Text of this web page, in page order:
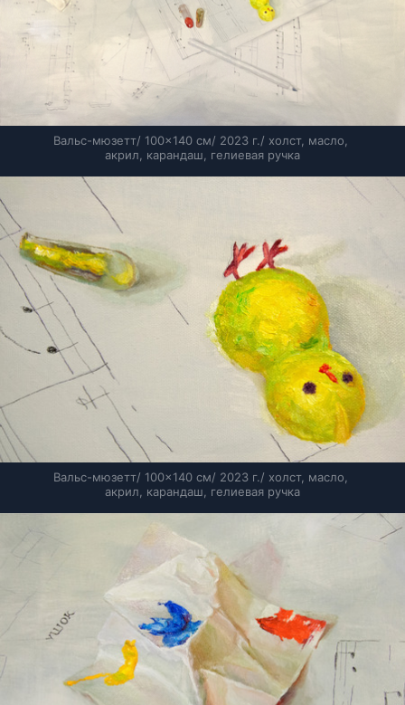
Вальс-мюзетт/ 100×140 см/ 2023 г./ холст, масло,
акрил, карандаш, гелиевая ручка
Вальс-мюзетт/ 100×140 см/ 2023 г./ холст, масло,
акрил, карандаш, гелиевая ручка